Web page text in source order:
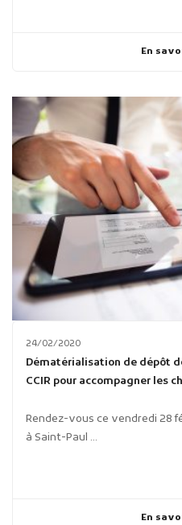
En
24/02/2020
Dématérialisation de dépôt
CCIR pour accompagner les
Rendez-vous ce vendredi 28
à Saint-Paul ...
En